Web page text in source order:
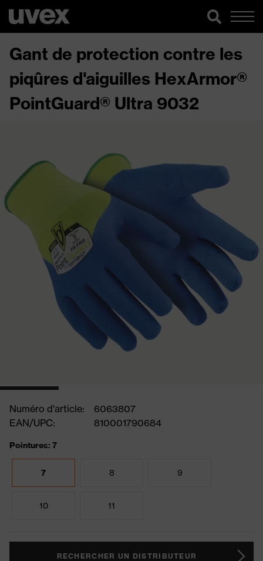
Gant de protection contre les
piqûres d'aiguilles HexArmor®
PointGuard® Ultra 9032
Numéro d'article:
6063807
EAN/UPC:
810001790684
Pointures: 7
7 8 9
10 11
RECHERCHER UN DISTRIBUTEUR